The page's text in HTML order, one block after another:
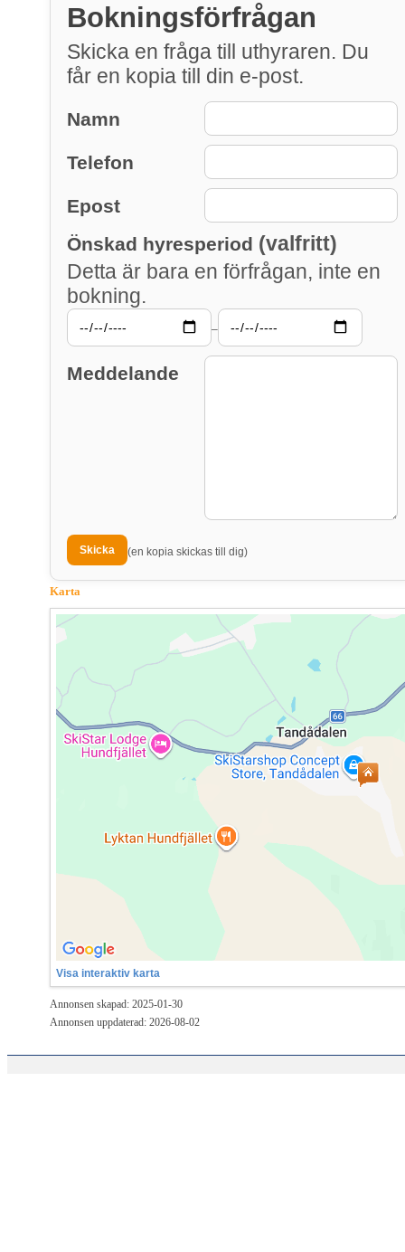
Bokningsförfrågan
Skicka en fråga till uthyraren. Du
får en kopia till din e-post.
Namn
Telefon
Epost
Önskad hyresperiod (valfritt)
Detta är bara en förfrågan, inte en
bokning.
–
Meddelande
(en kopia skickas till dig)
Karta
Visa interaktiv karta
Annonsen skapad: 2025-01-30
Annonsen uppdaterad: 2026-08-02